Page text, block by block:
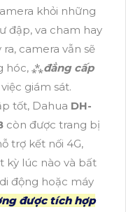
khỏi những
đập, va cham hay
camera vẫn sẽ
hóc, ⁂đẳng cấp
giám sát.
tốt, Dahua DH-
còn được trang bị
trợ kết nối 4G,
kỳ lúc nào và bất
động hoặc máy
được tích hợp